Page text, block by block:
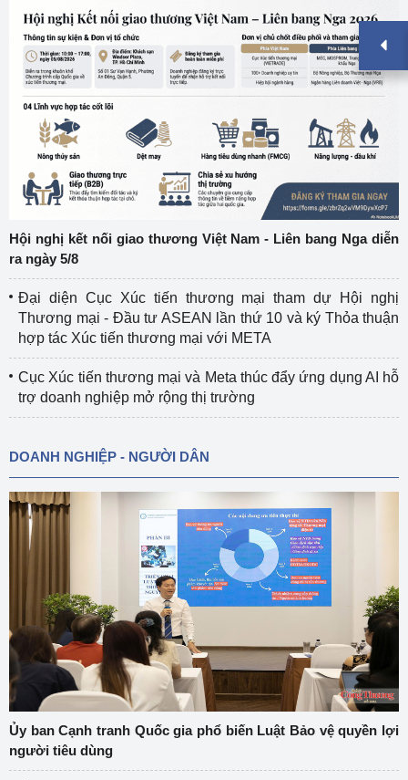
Hội nghị kết nối giao thương Việt Nam - Liên bang Nga diễn
ra ngày 5/8
Đại diện Cục Xúc tiến thương mại tham dự Hội nghị
Thương mại - Đầu tư ASEAN lần thứ 10 và ký Thỏa thuận
hợp tác Xúc tiến thương mại với META
Cục Xúc tiến thương mại và Meta thúc đẩy ứng dụng AI hỗ
trợ doanh nghiệp mở rộng thị trường
DOANH NGHIỆP - NGƯỜI DÂN
Ủy ban Cạnh tranh Quốc gia phổ biến Luật Bảo vệ quyền lợi
người tiêu dùng